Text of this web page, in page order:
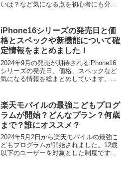
いは？など気になる点を初心者にも分か
Fi6に対応したiPhone一覧もまとめていま
す！ぜひ参考にしてください！
iPhone16シリーズの発売日と価
格とスペックや新機能について確
定情報をまとめました！
2024年9月の発売が期待されるiPhone16
シリーズの発売日、価格、スペックなど
気になる情報を総まとめしています。公
してみてください！
楽天モバイルの最強こどもプログ
ラムが開始？どんなプラン？何歳
まで？誰にオススメ？
2024年5月2日から楽天モバイルの最強こ
どもプログラムが開始されました。12歳
以下のユーザーを対象とした制度です